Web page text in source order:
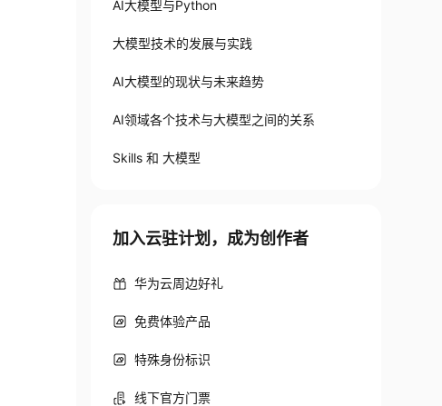
AI大模型与Python
大模型技术的发展与实践
AI大模型的现状与未来趋势
AI领域各个技术与大模型之间的关系
Skills 和 大模型
加入云驻计划，成为创作者
华为云周边好礼
免费体验产品
特殊身份标识
线下官方门票